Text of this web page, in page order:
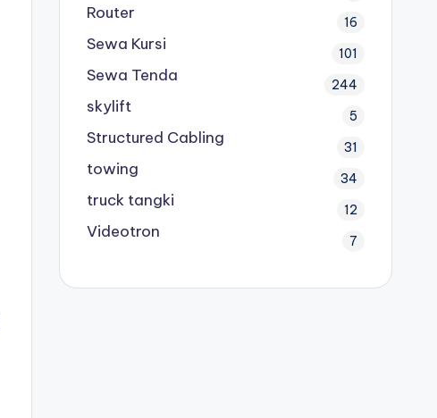
Router 16
Sewa Kursi 101
Sewa Tenda 244
skylift 5
Structured Cabling 31
towing 34
truck tangki 12
Videotron 7